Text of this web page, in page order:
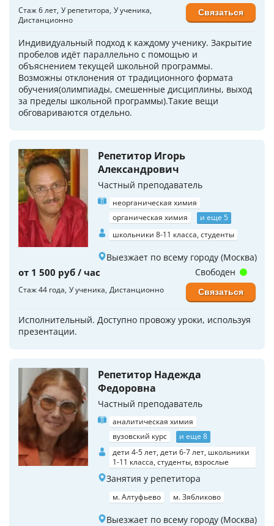
Стаж 6 лет У репетитора У ученика
Дистанционно
Индивидуальный подход к каждому ученику. Закрытие
пробелов идёт параллельно с помощью и
объяснением текущей школьной программы.
Возможны отклонения от традиционного формата
обучения(олимпиады, смешенные дисциплины, выход
за пределы школьной программы).Такие вещи
обговариваются отдельно.
Связаться
Репетитор Игорь
Александрович
Частный преподаватель
неорганическая химия
органическая химия
и еще 5
школьники 8-11 класса, студенты
Выезжает по всему городу (Москва)
от 1 500 руб / час
Стаж 44 года У ученика Дистанционно
Исполнительный. Доступно провожу уроки, используя
презентации.
Свободен
Связаться
Репетитор Надежда
Федоровна
Частный преподаватель
аналитическая химия
вузовский курс
и еще 8
дети 4-5 лет, дети 6-7 лет, школьники
1-11 класса, студенты, взрослые
Занятия у репетитора
м. Алтуфьево м. Зябликово
Выезжает по всему городу (Москва)